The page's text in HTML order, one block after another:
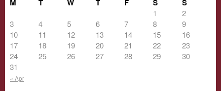
M
T W T F S S
« Apr
1
2
3
4 5 6 7 8
9
10
11 12 13 14 15
16
17
18 19 20 21 22
23
24
25 26 27 28 29
30
31